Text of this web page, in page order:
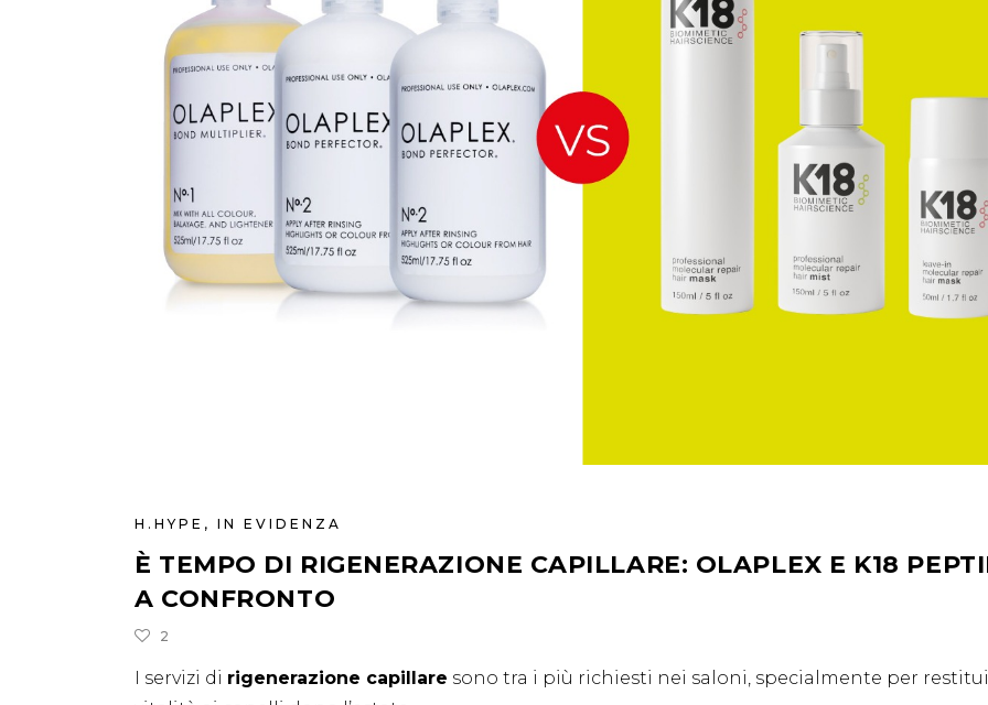
H.HYPE , IN EVIDENZA
È TEMPO DI RIGENERAZIONE CAPILLARE: OLAPLEX E K18
A CONFRONTO
2
I servizi di rigenerazione capillare sono tra i più richiesti nei saloni, specialmente per